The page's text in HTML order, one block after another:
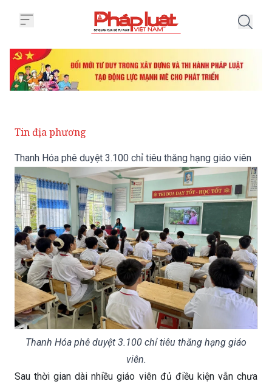
Tin địa phương
Thanh Hóa phê duyệt 3.100 chỉ tiêu thăng hạng giáo viên
Thanh Hóa phê duyệt 3.100 chỉ tiêu thăng hạng giáo
viên.
Sau thời gian dài nhiều giáo viên đủ điều kiện vẫn chưa